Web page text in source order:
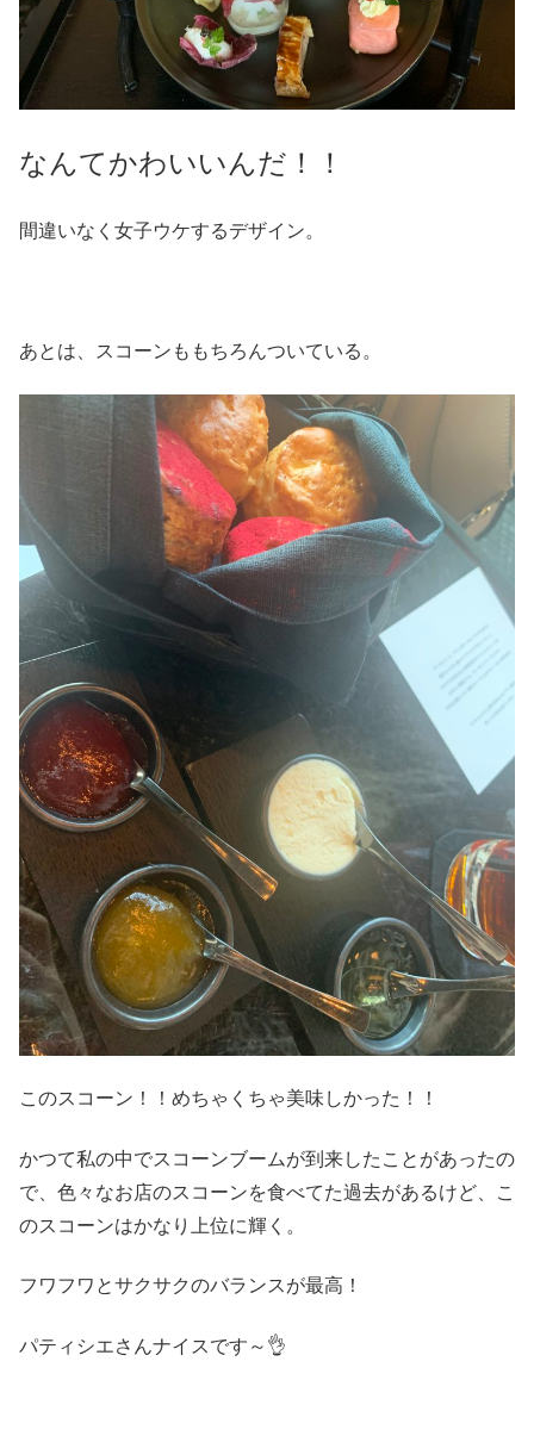
なんてかわいいんだ！！
間違いなく女子ウケするデザイン。
あとは、スコーンももちろんついている。
このスコーン！！めちゃくちゃ美味しかった！！
かつて私の中でスコーンブームが到来したことがあったの
で、色々なお店のスコーンを食べてた過去があるけど、こ
のスコーンはかなり上位に輝く。
フワフワとサクサクのバランスが最高！
パティシエさんナイスです～👌